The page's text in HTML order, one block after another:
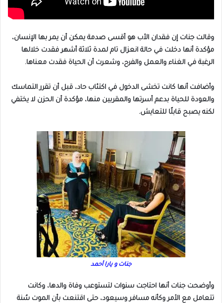
وقالت جنات إن فقدان الأب هو أقسى صدمة يمكن أن يمر بها الإنسان،
مؤكدة أنها دخلت في حالة انعزال تام لمدة ثلاثة أشهر فقدت خلالها
الرغبة في الغناء والعمل والفرح، وشعرت أن الحياة فقدت معناها.
وأضافت أنها كانت تخشى الدخول في اكتئاب حاد، قبل أن تقرر التماسك
والعودة للحياة بدعم أسرتها والمقربين منها، مؤكدة أن الحزن لا يختفي
لكنه يصبح قابلًا للتعايش.
جنات و يارا أحمد
وأوضحت جنات أنها احتاجت سنوات لتستوعب وفاة والدها، وكانت
تتعامل مع الأمر وكأنه مسافر وسيعود، حتى اقتنعت بأن الموت سُنة